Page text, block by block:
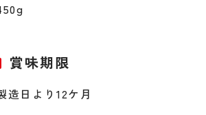
賞味期限
造日より12ケ月